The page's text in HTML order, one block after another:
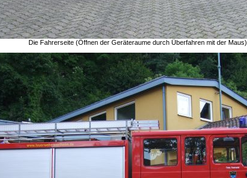
Die Fahrerseite (Öffnen der Geräteraume durch Überfahren mit der Maus)